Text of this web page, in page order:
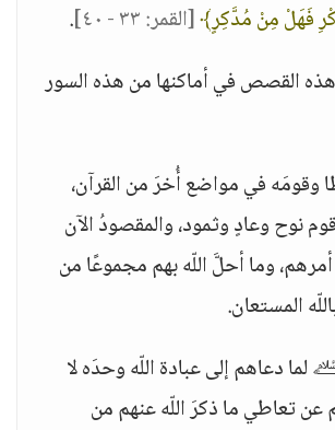
فَهَلْ مِنْ مُدَّكِرٍ﴾[القمر: ٣٣ - ٤٠]
.
القصص في أماكنها من هذه السور
وقومَه في مواضع أُخرَ من القرآن،
نوح وعادٍ وثمود، والمقصودُ الآن
وما أحلَّ اللّه بهم مجموعًا من
المستعان.
دعاهم إلى عبادة اللّه وحدَه لا
عن تعاطي ما ذكرَ اللّه عنهم من